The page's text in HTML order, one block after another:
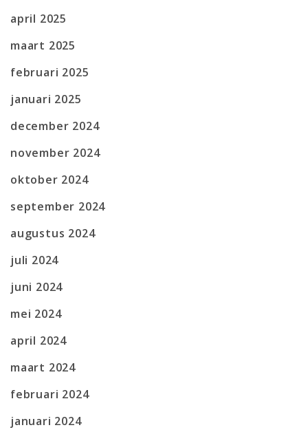
april 2025
maart 2025
februari 2025
januari 2025
december 2024
november 2024
oktober 2024
september 2024
augustus 2024
juli 2024
juni 2024
mei 2024
april 2024
maart 2024
februari 2024
januari 2024